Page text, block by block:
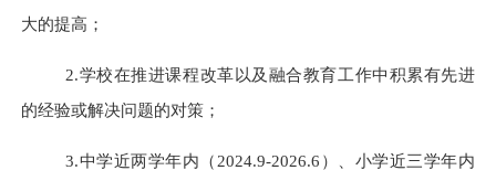
大的提高；
2.学校在推进课程改革以及融合教育工作中积累有先进
的经验或解决问题的对策；
3.中学近两学年内（2024.9-2026.6）、小学近三学年内